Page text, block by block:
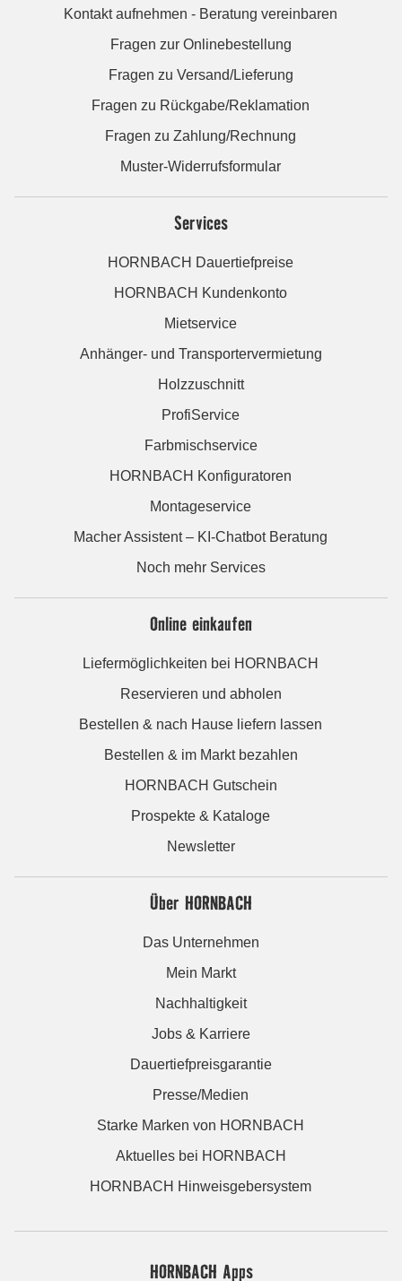
Kontakt aufnehmen - Beratung vereinbaren
Fragen zur Onlinebestellung
Fragen zu Versand/Lieferung
Fragen zu Rückgabe/Reklamation
Fragen zu Zahlung/Rechnung
Muster-Widerrufsformular
Services
HORNBACH Dauertiefpreise
HORNBACH Kundenkonto
Mietservice
Anhänger- und Transportervermietung
Holzzuschnitt
ProfiService
Farbmischservice
HORNBACH Konfiguratoren
Montageservice
Macher Assistent – KI-Chatbot Beratung
Noch mehr Services
Online einkaufen
Liefermöglichkeiten bei HORNBACH
Reservieren und abholen
Bestellen & nach Hause liefern lassen
Bestellen & im Markt bezahlen
HORNBACH Gutschein
Prospekte & Kataloge
Newsletter
Über HORNBACH
Das Unternehmen
Mein Markt
Nachhaltigkeit
Jobs & Karriere
Dauertiefpreisgarantie
Presse/Medien
Starke Marken von HORNBACH
Aktuelles bei HORNBACH
HORNBACH Hinweisgebersystem
HORNBACH Apps